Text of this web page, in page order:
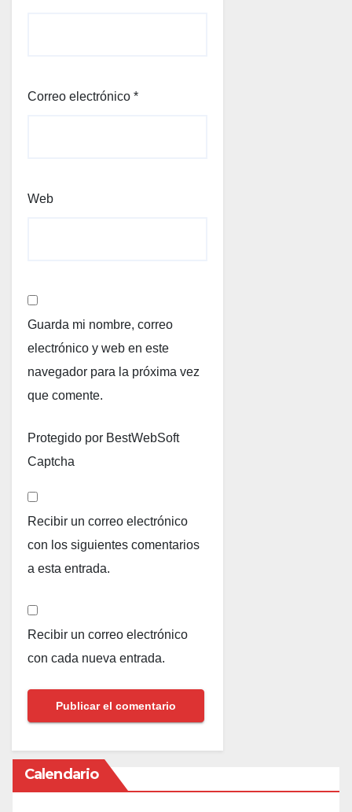
Correo electrónico *
Web
Guarda mi nombre, correo
electrónico y web en este
navegador para la próxima vez
que comente.
Protegido por BestWebSoft
Captcha
Recibir un correo electrónico
con los siguientes comentarios
a esta entrada.
Recibir un correo electrónico
con cada nueva entrada.
Calendario